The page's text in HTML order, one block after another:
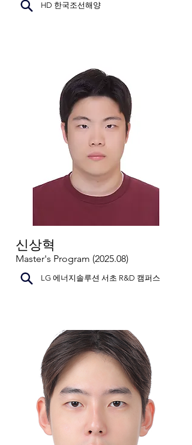
HD 한국조선해양
신상혁
Master's Program (2025.08)
LG 에너지솔루션 서초 R&D 캠퍼스